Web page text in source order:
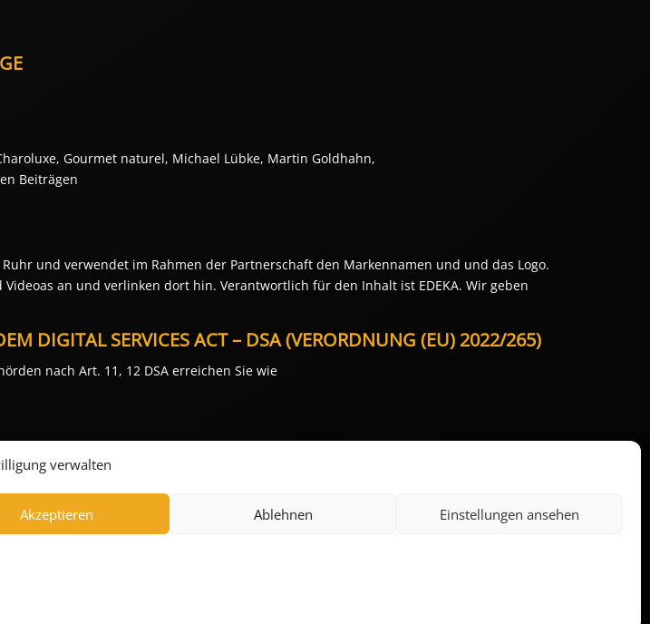
verwalten
Akzeptieren Ablehnen Einstellungen ansehen
Gourmet naturel, Michael Lübke, Martin Goldhahn,
Beiträgen
und verwendet im Rahmen der Partnerschaft den Markennamen und und das Logo.
an und verlinken dort hin. Verantwortlich für den Inhalt ist EDEKA. Wir geben
DIGITAL SERVICES ACT – DSA (VERORDNUNG (EU) 2022/265)
nach Art. 11, 12 DSA erreichen Sie wie
sind: Deutsch, Englisch.